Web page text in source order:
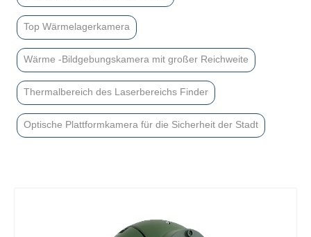
Top Wärmelagerkamera
Wärme -Bildgebungskamera mit großer Reichweite
Thermalbereich des Laserbereichs Finder
Optische Plattformkamera für die Sicherheit der Stadt